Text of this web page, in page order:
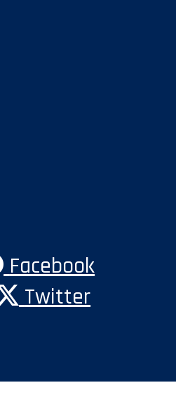
Facebook
Twitter